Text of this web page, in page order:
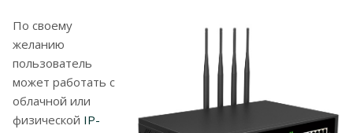
По своему
желанию
пользователь
может работать с
облачной или
физической IP-